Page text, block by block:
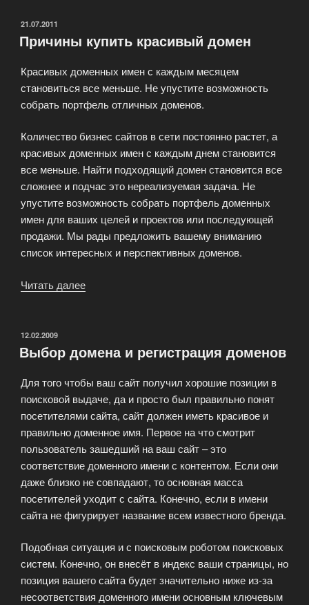
наследству
reg.ru»
ОПУБЛИКОВАНО
21.07.2011
Причины купить красивый домен
Красивых доменных имен с каждым месяцем
становиться все меньше. Не упустите возможность
собрать портфель отличных доменов.
Количество бизнес сайтов в сети постоянно растет, а
красивых доменных имен с каждым днем становится
все меньше. Найти подходящий домен становится все
сложнее и подчас это нереализуемая задача. Не
упустите возможность собрать портфель доменных
имен для ваших целей и проектов или последующей
продажи. Мы рады предложить вашему вниманию
список интересных и перспективных доменов.
Читать далее
ОПУБЛИКОВАНО
12.02.2009
Выбор домена и регистрация доменов
Для того чтобы ваш сайт получил хорошие позиции в
поисковой выдаче, да и просто был правильно понят
посетителями сайта, сайт должен иметь красивое и
правильно доменное имя. Первое на что смотрит
пользователь зашедший на ваш сайт – это
соответствие доменного имени с контентом. Если они
даже близко не совпадают, то основная масса
посетителей уходит с сайта. Конечно, если в имени
сайта не фигурирует название всем известного бренда.
Подобная ситуация и с поисковым роботом поисковых
систем. Конечно, он внесёт в индекс ваши страницы, но
позиция вашего сайта будет значительно ниже из-за
несоответствия доменного имени основным ключевым